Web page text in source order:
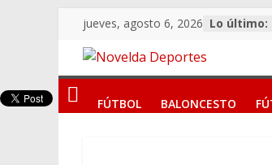
Saltar
contenido
jueves, agosto 6, 2026 Lo último:
Novelda
Deportes
FÚTBOL BALONCESTO